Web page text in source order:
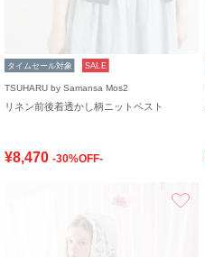
タイムセール対象 SALE
TSUHARU by Samansa Mos2
リネン前後着透かし柄ニットベスト
¥8,470 -30%OFF-